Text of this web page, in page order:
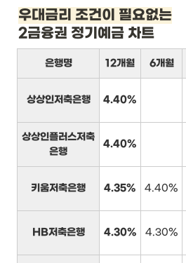
우대금리 조건이 필요없는
2금융권 정기예금 차트
은행명 12개월 6개월
상상인저축은행 4.40%
상상인플러스저축
은행
4.40%
키움저축은행 4.35% 4.40%
HB저축은행 4.30% 4.30%